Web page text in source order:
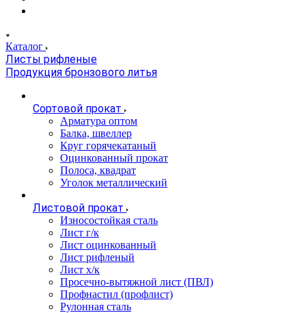
Каталог
Листы рифленые
Продукция бронзового литья
Сортовой прокат
Арматура оптом
Балка, швеллер
Круг горячекатаный
Оцинкованный прокат
Полоса, квадрат
Уголок металлический
Листовой прокат
Износостойкая сталь
Лист г/к
Лист оцинкованный
Лист рифленый
Лист х/к
Просечно-вытяжной лист (ПВЛ)
Профнастил (профлист)
Рулонная сталь